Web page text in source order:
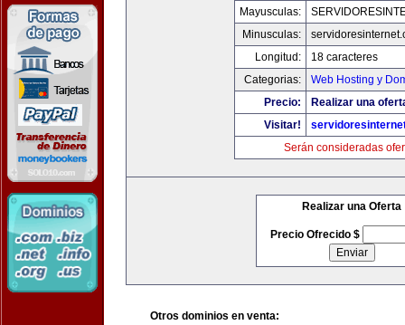
Mayusculas:
Minusculas:
Longitud:
18 caracteres
Categorias:
Web Hosting y
Precio:
Realizar una
Visitar!
Serán consideradas
Realizar una Oferta
Precio Ofrecido $
Otros dominios en venta: